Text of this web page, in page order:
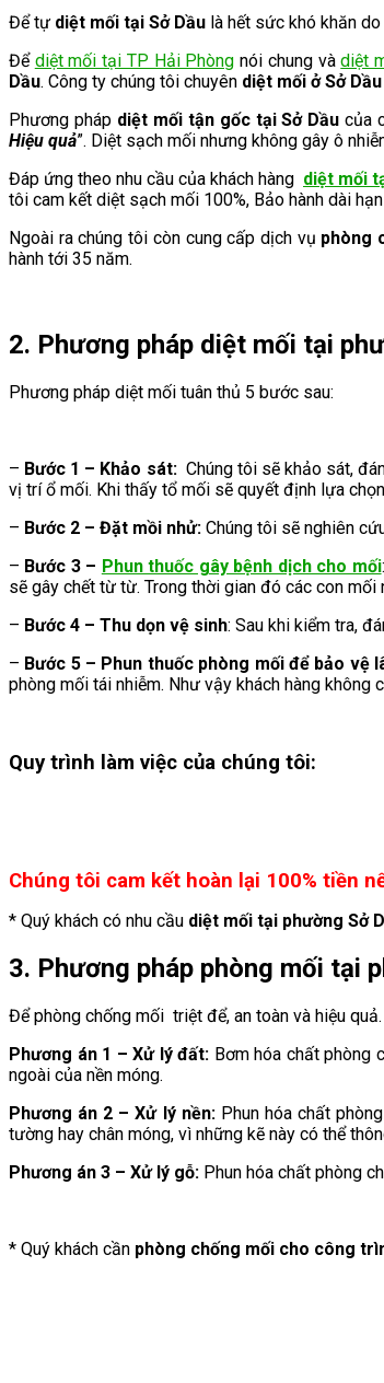
Để tự diệt mối tại Sở Dầu là hết sức khó khăn
Để diệt mối tại TP Hải Phòng nói chung vàdiệt
Dầu. Công ty chúng tôi chuyên diệt mối ởSở Dầu
Phương pháp diệt mối tận gốc tạiSở Dầu của
Hiệu quả”. Diệt sạch mối nhưng không gây ô
Đáp ứng theo nhu cầu của khách hàng diệt mối
tôi cam kết diệt sạch mối 100%, Bảo hành dài
Ngoài ra chúng tôi còn cung cấp dịch vụ phòng
hành tới 35 năm.
2. Phương pháp diệt mối tại
Phương pháp diệt mối tuân thủ 5 bước sau:
– Bước 1 – Khảo sát:Chúng tôi sẽ khảo sát,
vị trí ổ mối. Khi thấy tổ mối sẽ quyết định lựa chọn
– Bước 2 – Đặt mồi nhử: Chúng tôi sẽ nghiên
– Bước 3 – Phun thuốc gây bệnh dịch cho mối
sẽ gây chết từ từ. Trong thời gian đó các con mối
– Bước 4 – Thu dọn vệ sinh: Sau khi kiểm tra,
– Bước 5 – Phun thuốc phòng mối để bảo vệ
phòng mối tái nhiễm. Như vậy khách hàng
Quy trình làm việc của chúng tôi:
Chúng tôi cam kết hoàn lại 100% tiền
* Quý khách có nhu cầu diệt mối tại phường Sở
3. Phương pháp phòng mối tại
Để phòng chống mối triệt để, an toàn và hiệu
Phương án 1 – Xử lý đất: Bơm hóa chất phòng
ngoài của nền móng.
Phương án 2 – Xử lý nền:Phun hóa chất
tường hay chân móng, vì những kẽ này có thể
Phương án 3 – Xử lý gỗ: Phun hóa chất phòng
* Quý khách cần phòng chống mối cho công